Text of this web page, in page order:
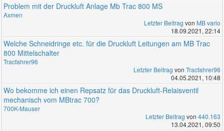
Problem mit der Druckluft Anlage Mb Trac 800 MS
Axmen
Letzter Beitrag von MB vario
18.09.2021, 22:14
Welche Schneidringe etc. für die Druckluft Leitungen am MB Trac
800 Mittelschalter
Tracfahrer96
Letzter Beitrag von Tracfahrer96
04.05.2021, 10:48
Wo bekomme ich einen Repsatz für das Druckluft-Relaisventil
mechanisch vom MBtrac 700?
700K-Mauser
Letzter Beitrag von 440.163
13.04.2021, 09:50